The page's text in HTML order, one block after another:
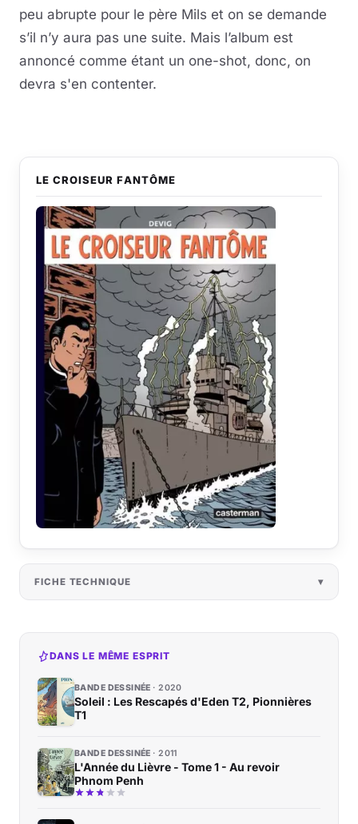
peu abrupte pour le père Mils et on se demande
s’il n’y aura pas une suite. Mais l’album est
annoncé comme étant un one-shot, donc, on
devra s'en contenter.
LE CROISEUR FANTÔME
FICHE TECHNIQUE
DANS LE MÊME ESPRIT
BANDE DESSINÉE 2020
Soleil : Les Rescapés d'Eden T2, Pionnières
T1
BANDE DESSINÉE 2011
L'Année du Lièvre - Tome 1 - Au revoir
Phnom Penh